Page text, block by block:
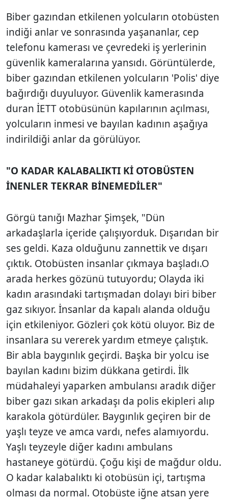
Biber gazından etkilenen yolcuların otobüsten
indiği anlar ve sonrasında yaşananlar, cep
telefonu kamerası ve çevredeki iş yerlerinin
güvenlik kameralarına yansıdı. Görüntülerde,
biber gazından etkilenen yolcuların 'Polis' diye
bağırdığı duyuluyor. Güvenlik kamerasında
duran İETT otobüsünün kapılarının açılması,
yolcuların inmesi ve bayılan kadının aşağıya
indirildiği anlar da görülüyor.
"O KADAR KALABALIKTI Kİ OTOBÜSTEN
İNENLER TEKRAR BİNEMEDİLER"
Görgü tanığı Mazhar Şimşek, "Dün
arkadaşlarla içeride çalışıyorduk. Dışarıdan bir
ses geldi. Kaza olduğunu zannettik ve dışarı
çıktık. Otobüsten insanlar çıkmaya başladı.O
arada herkes gözünü tutuyordu; Olayda iki
kadın arasındaki tartışmadan dolayı biri biber
gaz sıkıyor. İnsanlar da kapalı alanda olduğu
için etkileniyor. Gözleri çok kötü oluyor. Biz de
insanlara su vererek yardım etmeye çalıştık.
Bir abla baygınlık geçirdi. Başka bir yolcu ise
bayılan kadını bizim dükkana getirdi. İlk
müdahaleyi yaparken ambulansı aradık diğer
biber gazı sıkan arkadaşı da polis ekipleri alıp
karakola götürdüler. Baygınlık geçiren bir de
yaşlı teyze ve amca vardı, nefes alamıyordu.
Yaşlı teyzeyle diğer kadını ambulans
hastaneye götürdü. Çoğu kişi de mağdur oldu.
O kadar kalabalıktı ki otobüsün içi, tartışma
olması da normal. Otobüste iğne atsan yere